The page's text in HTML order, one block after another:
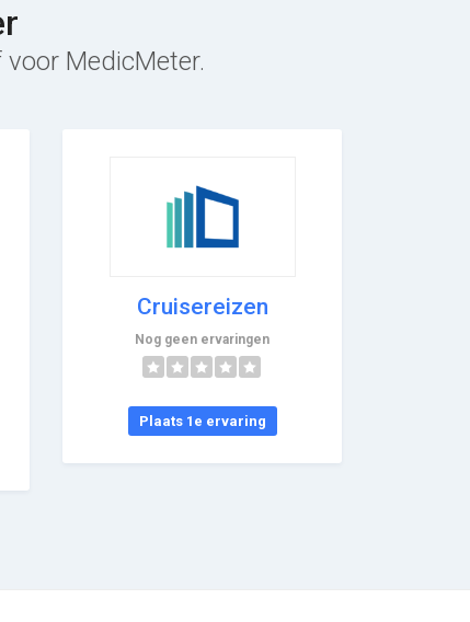
MedicMeter.
Cruisereizen
Nog geen ervaringen
Plaats 1e ervaring